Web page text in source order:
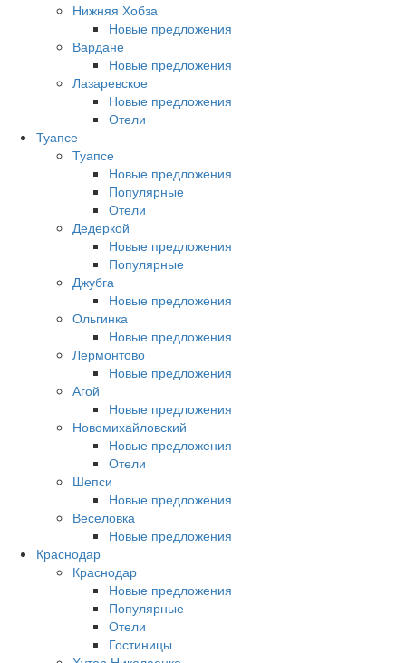
Нижняя Хобза
Новые предложения
Вардане
Новые предложения
Лазаревское
Новые предложения
Отели
Туапсе
Туапсе
Новые предложения
Популярные
Отели
Дедеркой
Новые предложения
Популярные
Джубга
Новые предложения
Ольгинка
Новые предложения
Лермонтово
Новые предложения
Агой
Новые предложения
Новомихайловский
Новые предложения
Отели
Шепси
Новые предложения
Веселовка
Новые предложения
Краснодар
Краснодар
Новые предложения
Популярные
Отели
Гостиницы